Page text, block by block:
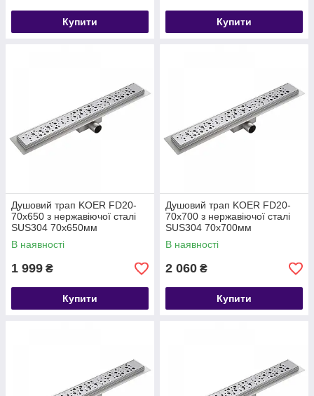
Купити Купити
Душовий трап KOER FD20-
70x650 з нержавіючої сталі
SUS304 70x650мм
В наявності
1 999 ₴
Купити
Душовий трап KOER FD20-
70x700 з нержавіючої сталі
SUS304 70x700мм
В наявності
2 060 ₴
Купити